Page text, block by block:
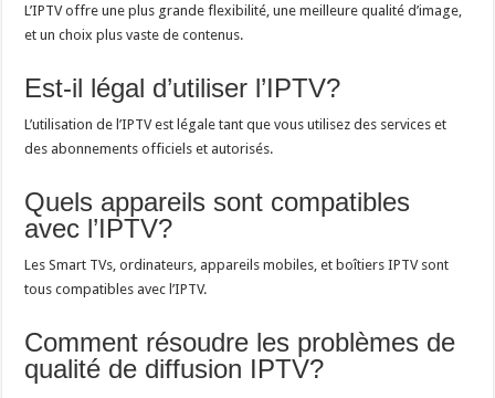
L’IPTV offre une plus grande flexibilité, une meilleure qualité d’image,
et un choix plus vaste de contenus.
Est-il légal d’utiliser l’IPTV?
L’utilisation de l’IPTV est légale tant que vous utilisez des services et
des abonnements officiels et autorisés.
Quels appareils sont compatibles
avec l’IPTV?
Les Smart TVs, ordinateurs, appareils mobiles, et boîtiers IPTV sont
tous compatibles avec l’IPTV.
Comment résoudre les problèmes de
qualité de diffusion IPTV?